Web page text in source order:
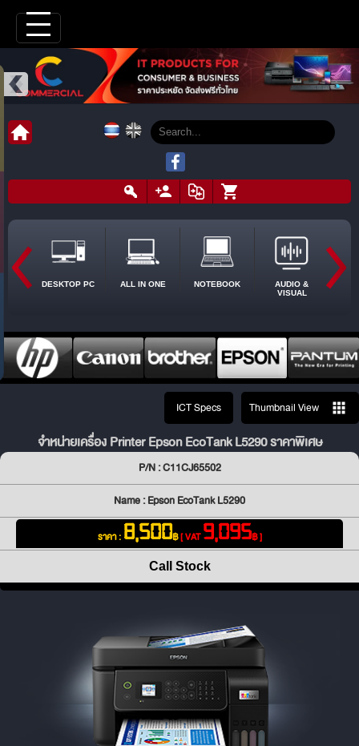
DESKTOP PC ALL IN ONE NOTEBOOK
AUDIO &
VISUAL
ICT Specs Thumbnail View
จำหน่ายเครื่อง Printer Epson EcoTank L5290 ราคาพิเศษ
P/N : C11CJ65502
Name : Epson EcoTank L5290
ราคา : 8,500฿[ VAT9,095฿ ]
Call Stock